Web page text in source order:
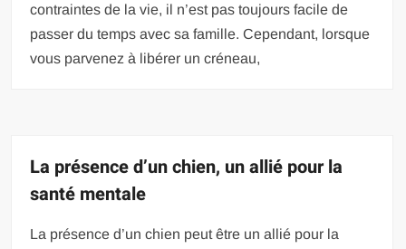
contraintes de la vie, il n’est pas toujours facile de
passer du temps avec sa famille. Cependant, lorsque
vous parvenez à libérer un créneau,
La présence d’un chien, un allié pour la
santé mentale
La présence d’un chien peut être un allié pour la